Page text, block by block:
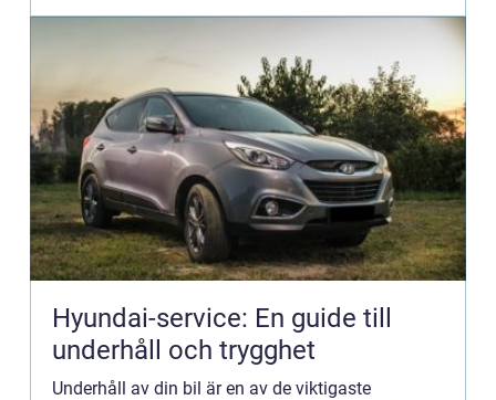
Hyundai-service: En guide till
underhåll och trygghet
Underhåll av din bil är en av de viktigaste